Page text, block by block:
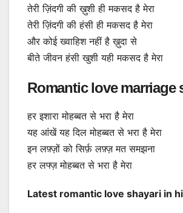
तेरी ज़िंदगी की ख़ुशी ही मकसद है मेरा
तेरी ज़िंदगी की हंसी ही मकसद है मेरा
और कोई ख्वाहिश नहीं है ख़ुदा से
बीते जीवन हंसी खुशी यही मकसद है मेरा
Romantic love marriage
हर इशारा मोहब्बत से भरा है मेरा
यह आंखें यह दिल मोहब्बत से भरा है मेरा
इन लफ़्ज़ों को सिर्फ़ लफ़्ज़ मत समझना
हर लफ्ज़ मोहब्बत से भरा है मेरा
Latest romantic love shayari in